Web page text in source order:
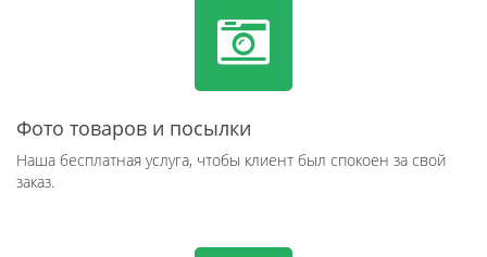
Фото товаров и посылки
Наша бесплатная услуга, чтобы клиент был спокоен за свой
заказ.